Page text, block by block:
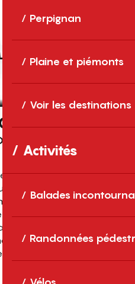
Perpignan
Plaine et piémonts
Voir les destinations
Activités
Balades
Randonnées
et après-
TOUTE L’ANNÉE
concerts, expositions,
les Pyrénées-
de grands temps forts
d’événements de
vivre les
des sorties près de
les infos dans notre
et sorties
Orientales